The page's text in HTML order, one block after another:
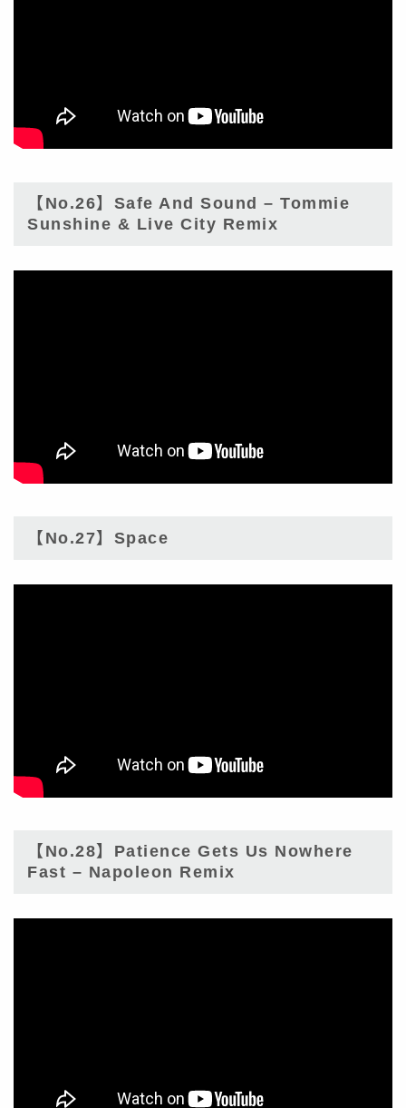
【No.26】Safe And Sound – Tommie
Sunshine & Live City Remix
【No.27】Space
【No.28】Patience Gets Us Nowhere
Fast – Napoleon Remix